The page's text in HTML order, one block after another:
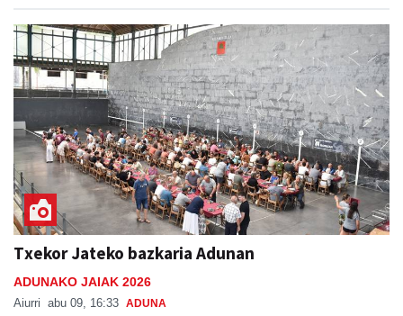
Txekor Jateko bazkaria Adunan
ADUNAKO JAIAK 2026
Aiurri abu 09, 16:33 ADUNA